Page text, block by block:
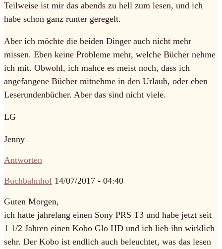
Teilweise ist mir das abends zu hell zum lesen, und ich
habe schon ganz runter geregelt.
Aber ich möchte die beiden Dinger auch nicht mehr
missen. Eben keine Probleme mehr, welche Bücher nehme
ich mit. Obwohl, ich mahce es meist noch, dass ich
angefangene Bücher mitnehme in den Urlaub, oder eben
Leserundenbücher. Aber das sind nicht viele.
LG
Jenny
Antworten
Buchbahnhof 14/07/2017 - 04:40
Guten Morgen,
ich hatte jahrelang einen Sony PRS T3 und habe jetzt seit
1 1/2 Jahren einen Kobo Glo HD und ich lieb ihn wirklich
sehr. Der Kobo ist endlich auch beleuchtet, was das lesen